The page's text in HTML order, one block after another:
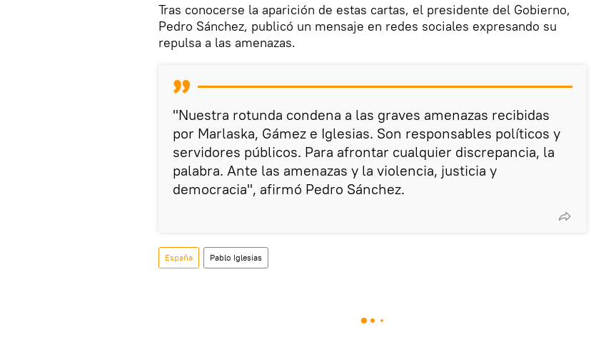
Tras conocerse la aparición de estas cartas, el presidente del Gobierno,
Pedro Sánchez, publicó un mensaje en redes sociales expresando su
repulsa a las amenazas.
"Nuestra rotunda condena a las graves amenazas recibidas
por Marlaska, Gámez e Iglesias. Son responsables políticos y
servidores públicos. Para afrontar cualquier discrepancia, la
palabra. Ante las amenazas y la violencia, justicia y
democracia", afirmó Pedro Sánchez.
España Pablo Iglesias